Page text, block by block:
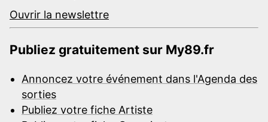
Ouvrir la newslettre
Publiez gratuitement sur My89.fr
Annoncez votre événement dans l'Agenda des
sorties
Publiez votre fiche Artiste